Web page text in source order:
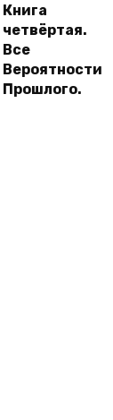
Книга
четвёртая.
Все
Вероятности
Прошлого.